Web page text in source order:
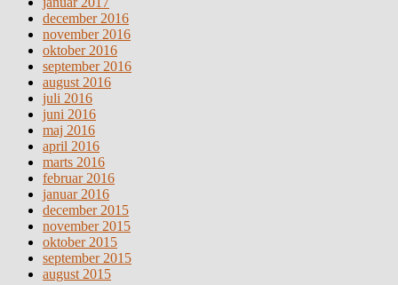
december 2016
november 2016
oktober 2016
september 2016
august 2016
juli 2016
juni 2016
maj 2016
april 2016
marts 2016
februar 2016
januar 2016
december 2015
november 2015
oktober 2015
september 2015
august 2015